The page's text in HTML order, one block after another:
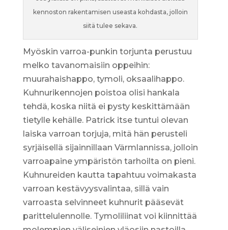
kennoston rakentamisen useasta kohdasta, jolloin
siitä tulee sekava.
Myöskin varroa-punkin torjunta perustuu
melko tavanomaisiin oppeihin:
muurahaishappo, tymoli, oksaalihappo.
Kuhnurikennojen poistoa olisi hankala
tehdä, koska niitä ei pysty keskittämään
tietylle kehälle. Patrick itse tuntui olevan
laiska varroan torjuja, mitä hän perusteli
syrjäisellä sijainnillaan Värmlannissa, jolloin
varroapaine ympäristön tarhoilta on pieni.
Kuhnureiden kautta tapahtuu voimakasta
varroan kestävyysvalintaa, sillä vain
varroasta selvinneet kuhnurit pääsevät
parittelulennolle. Tymoliliinat voi kiinnittää